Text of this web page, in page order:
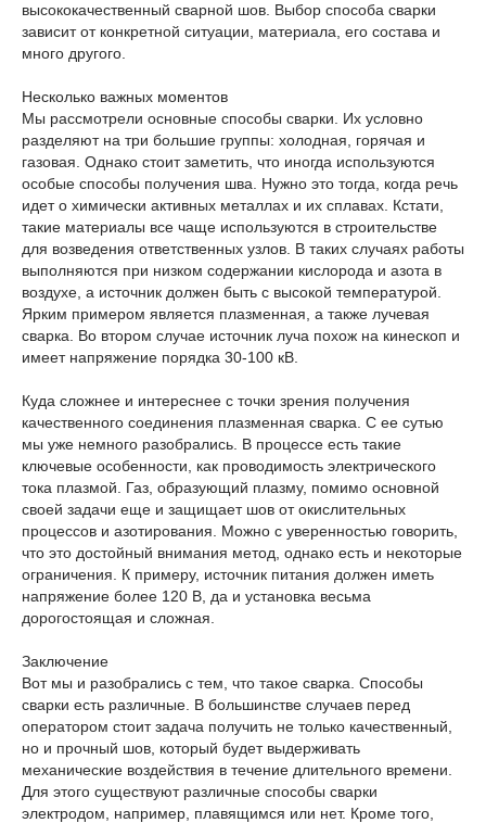
высококачественный сварной шов. Выбор способа сварки
зависит от конкретной ситуации, материала, его состава и
много другого.
Несколько важных моментов
Мы рассмотрели основные способы сварки. Их условно
разделяют на три большие группы: холодная, горячая и
газовая. Однако стоит заметить, что иногда используются
особые способы получения шва. Нужно это тогда, когда речь
идет о химически активных металлах и их сплавах. Кстати,
такие материалы все чаще используются в строительстве
для возведения ответственных узлов. В таких случаях работы
выполняются при низком содержании кислорода и азота в
воздухе, а источник должен быть с высокой температурой.
Ярким примером является плазменная, а также лучевая
сварка. Во втором случае источник луча похож на кинескоп и
имеет напряжение порядка 30-100 кВ.
Куда сложнее и интереснее с точки зрения получения
качественного соединения плазменная сварка. С ее сутью
мы уже немного разобрались. В процессе есть такие
ключевые особенности, как проводимость электрического
тока плазмой. Газ, образующий плазму, помимо основной
своей задачи еще и защищает шов от окислительных
процессов и азотирования. Можно с уверенностью говорить,
что это достойный внимания метод, однако есть и некоторые
ограничения. К примеру, источник питания должен иметь
напряжение более 120 В, да и установка весьма
дорогостоящая и сложная.
Заключение
Вот мы и разобрались с тем, что такое сварка. Способы
сварки есть различные. В большинстве случаев перед
оператором стоит задача получить не только качественный,
но и прочный шов, который будет выдерживать
механические воздействия в течение длительного времени.
Для этого существуют различные способы сварки
электродом, например, плавящимся или нет. Кроме того,